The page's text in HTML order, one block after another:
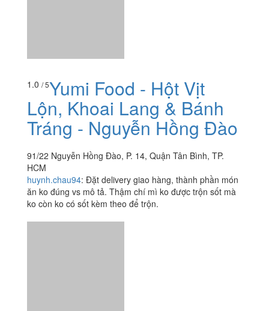
1.0 / 5Yumi Food - Hột Vịt
Lộn, Khoai Lang & Bánh
Tráng - Nguyễn Hồng Đào
91/22 Nguyễn Hồng Đào, P. 14, Quận Tân Bình, TP.
HCM
huynh.chau94: Đặt delivery giao hàng, thành phần món
ăn ko đúng vs mô tả. Thậm chí mì ko được trộn sốt mà
ko còn ko có sốt kèm theo để trộn.